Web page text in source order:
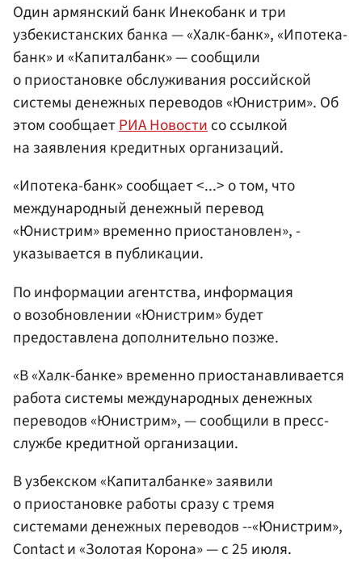
Один армянский банк Инекобанк и три
узбекистанских банка — «Халк-банк», «Ипотека-
банк» и «Капиталбанк» — сообщили
о приостановке обслуживания российской
системы денежных переводов «Юнистрим». Об
этом сообщаетРИА Новостисо ссылкой
на заявления кредитных организаций.
«Ипотека-банк» сообщает <...> о том, что
международный денежный перевод
«Юнистрим» временно приостановлен», -
указывается в публикации.
По информации агентства, информация
о возобновлении «Юнистрим» будет
предоставлена дополнительно позже.
«В «Халк-банке» временно приостанавливается
работа системы международных денежных
переводов «Юнистрим», — сообщили в пресс-
службе кредитной организации.
В узбекском «Капиталбанке» заявили
о приостановке работы сразу с тремя
системами денежных переводов --«Юнистрим»,
Contact и «Золотая Корона» — с 25 июля.